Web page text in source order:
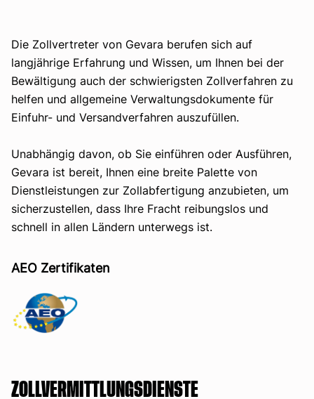
Die Zollvertreter von Gevara berufen sich auf
langjährige Erfahrung und Wissen, um Ihnen bei der
Bewältigung auch der schwierigsten Zollverfahren zu
helfen und allgemeine Verwaltungsdokumente für
Einfuhr- und Versandverfahren auszufüllen.
Unabhängig davon, ob Sie einführen oder Ausführen,
Gevara ist bereit, Ihnen eine breite Palette von
Dienstleistungen zur Zollabfertigung anzubieten, um
sicherzustellen, dass Ihre Fracht reibungslos und
schnell in allen Ländern unterwegs ist.
AEO Zertifikaten
ZOLLVERMITTLUNGSDIENSTE